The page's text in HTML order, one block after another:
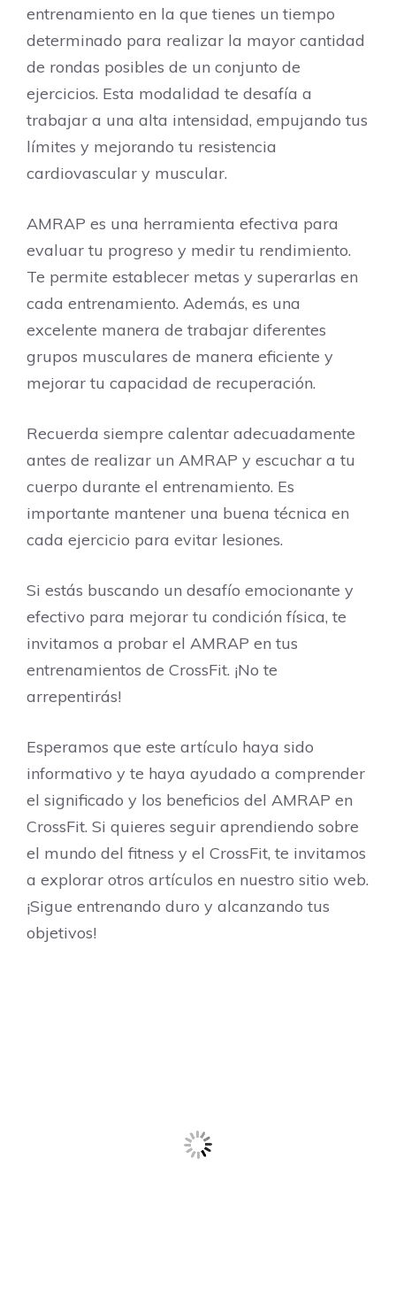
entrenamiento en la que tienes un tiempo
determinado para realizar la mayor cantidad
de rondas posibles de un conjunto de
ejercicios. Esta modalidad te desafía a
trabajar a una alta intensidad, empujando tus
límites y mejorando tu resistencia
cardiovascular y muscular.
AMRAP es una herramienta efectiva para
evaluar tu progreso y medir tu rendimiento.
Te permite establecer metas y superarlas en
cada entrenamiento. Además, es una
excelente manera de trabajar diferentes
grupos musculares de manera eficiente y
mejorar tu capacidad de recuperación.
Recuerda siempre calentar adecuadamente
antes de realizar un AMRAP y escuchar a tu
cuerpo durante el entrenamiento. Es
importante mantener una buena técnica en
cada ejercicio para evitar lesiones.
Si estás buscando un desafío emocionante y
efectivo para mejorar tu condición física, te
invitamos a probar el AMRAP en tus
entrenamientos de CrossFit. ¡No te
arrepentirás!
Esperamos que este artículo haya sido
informativo y te haya ayudado a comprender
el significado y los beneficios del AMRAP en
CrossFit. Si quieres seguir aprendiendo sobre
el mundo del fitness y el CrossFit, te invitamos
a explorar otros artículos en nuestro sitio web.
¡Sigue entrenando duro y alcanzando tus
objetivos!